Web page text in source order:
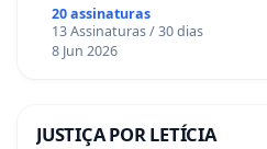
20 assinaturas
13 Assinaturas / 30 dias
8 Jun 2026
JUSTIÇA POR LETÍCIA